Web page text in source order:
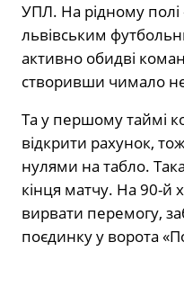
УПЛ. На рідному полі
львівським
активно обидві
створивши чимало
Та у першому таймі
відкрити рахунок,
нулями на табло.
кінця матчу. На 90-й
вирвати перемогу,
поєдинку у ворота